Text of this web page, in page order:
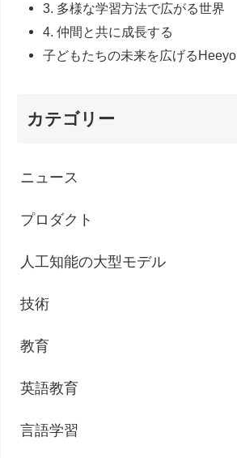
3. 多様な学習方法で広がる世界
4. 仲間と共に成長する
子どもたちの未来を広げるHeeyo
カテゴリー
ニュース
プロダクト
人工知能の大型モデル
技術
教育
英語教育
言語学習